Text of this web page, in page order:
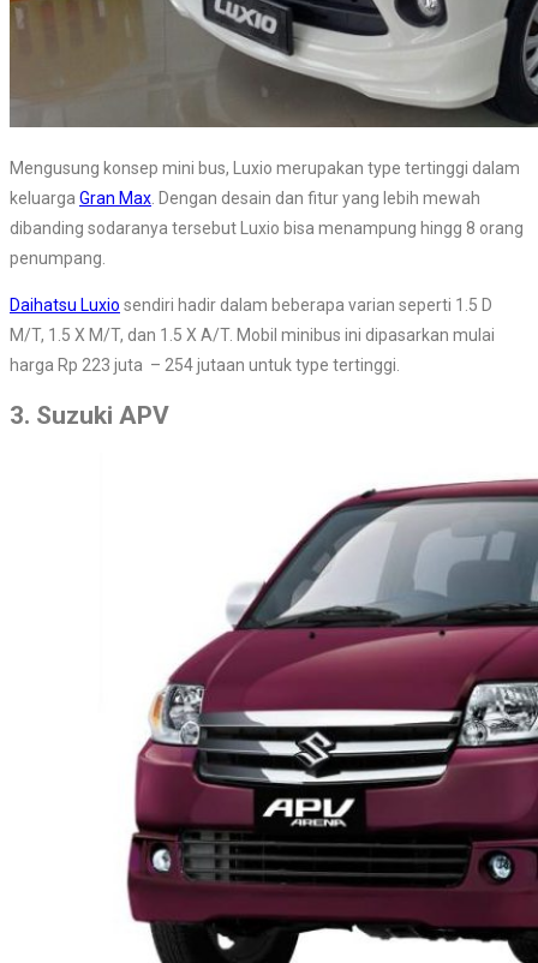
Mengusung konsep mini bus, Luxio merupakan type tertinggi dalam
keluarga Gran Max . Dengan desain dan fitur yang lebih mewah
dibanding sodaranya tersebut Luxio bisa menampung hingg 8 orang
penumpang.
Daihatsu Luxio sendiri hadir dalam beberapa varian seperti 1.5 D
M/T, 1.5 X M/T, dan 1.5 X A/T. Mobil minibus ini dipasarkan mulai
harga Rp 223 juta – 254 jutaan untuk type tertinggi.
3. Suzuki APV